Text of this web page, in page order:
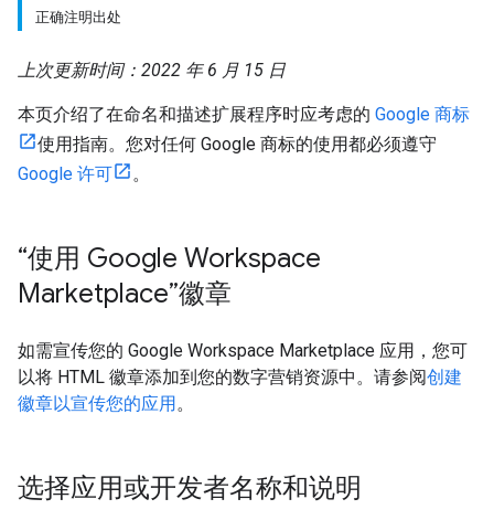
正确注明出处
上次更新时间：2022 年 6 月 15 日
本页介绍了在命名和描述扩展程序时应考虑的 Google 商标
使用指南。您对任何 Google 商标的使用都必须遵守
Google 许可
。
“使用 Google Workspace
Marketplace”徽章
如需宣传您的 Google Workspace Marketplace 应用，您可
以将 HTML 徽章添加到您的数字营销资源中。请参阅创建
徽章以宣传您的应用。
选择应用或开发者名称和说明